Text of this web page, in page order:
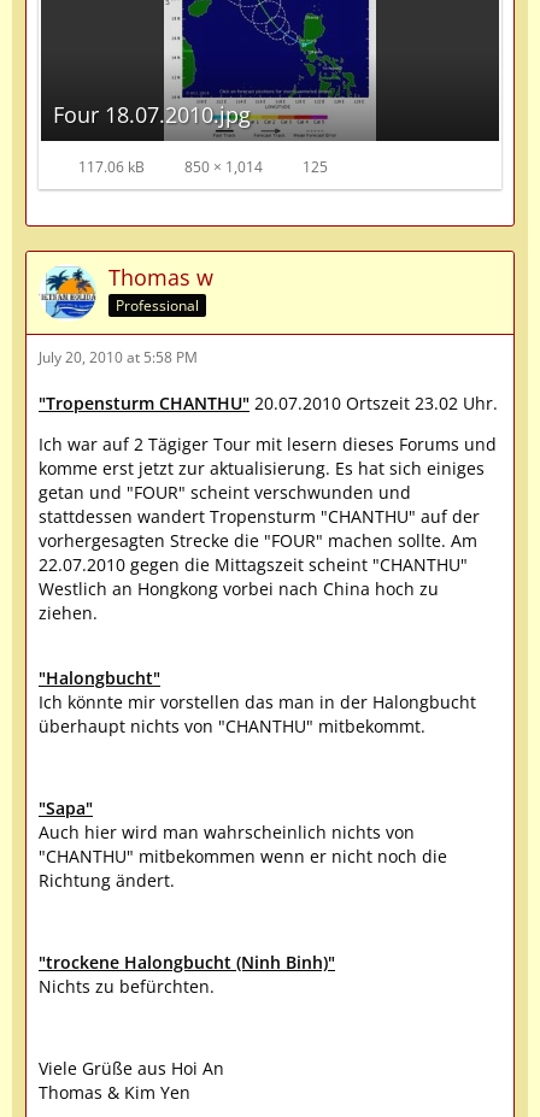
Four 18.07.2010.jpg
117.06 kB 850 × 1,014 125
Thomas w
Professional
July 20, 2010 at 5:58 PM
"Tropensturm CHANTHU" 20.07.2010 Ortszeit 23.02 Uhr.
Ich war auf 2 Tägiger Tour mit lesern dieses Forums und
komme erst jetzt zur aktualisierung. Es hat sich einiges
getan und "FOUR" scheint verschwunden und
stattdessen wandert Tropensturm "CHANTHU" auf der
vorhergesagten Strecke die "FOUR" machen sollte. Am
22.07.2010 gegen die Mittagszeit scheint "CHANTHU"
Westlich an Hongkong vorbei nach China hoch zu
ziehen.
"Halongbucht"
Ich könnte mir vorstellen das man in der Halongbucht
überhaupt nichts von "CHANTHU" mitbekommt.
"Sapa"
Auch hier wird man wahrscheinlich nichts von
"CHANTHU" mitbekommen wenn er nicht noch die
Richtung ändert.
"trockene Halongbucht (Ninh Binh)"
Nichts zu befürchten.
Viele Grüße aus Hoi An
Thomas & Kim Yen